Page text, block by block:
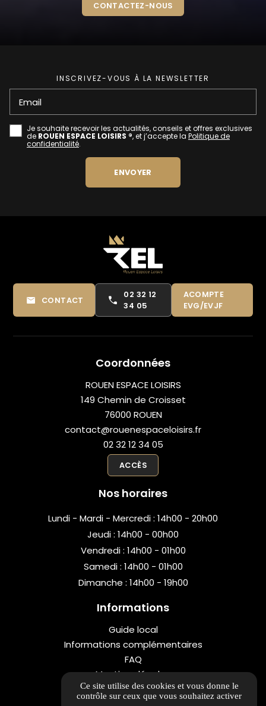
CONTACTEZ-NOUS
INSCRIVEZ-VOUS À LA NEWSLETTER
Email
Je souhaite recevoir les actualités, conseils et offres exclusives
de ROUEN ESPACE LOISIRS ®, et j’accepte la Politique de
confidentialité.
CONTACT
02 32 12
34 05
ACOMPTE
EVG/EVJF
Coordonnées
ROUEN ESPACE LOISIRS
149 Chemin de Croisset
76000 ROUEN
contact@rouenespaceloisirs.fr
02 32 12 34 05
ACCÈS
Nos horaires
Lundi - Mardi - Mercredi : 14h00 - 20h00
Jeudi : 14h00 - 00h00
Vendredi : 14h00 - 01h00
Samedi : 14h00 - 01h00
Dimanche : 14h00 - 19h00
Informations
Guide local
Informations complémentaires
FAQ
Mentions légales
Politique de confidentialité
Ce site utilise des cookies et vous donne le
contrôle sur ceux que vous souhaitez activer